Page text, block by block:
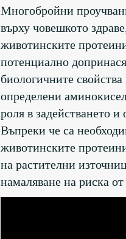
Многобройни
върху човешкото
животинските
потенциално
биологичните
определени
роля в задействането
Въпреки че са
животинските
на растителни
намаляване на риска